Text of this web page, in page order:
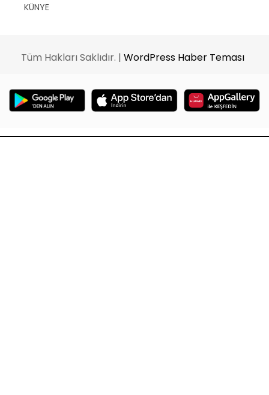
KÜNYE
Tüm Hakları Saklıdır. | WordPress Haber Teması